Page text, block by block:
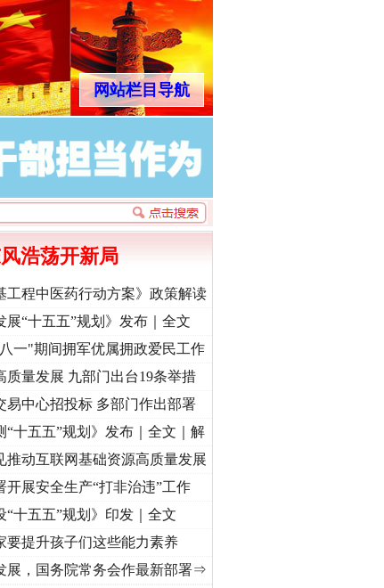
网站栏目导航
程丨红船起航处 潮起..·[视频]一首歌的时间，读懂乐至的“诗与远方”
浩荡开新局
工程中医药行动方案》政策解读
展“十五五”规划》发布｜全文
一"期间拥军优属拥政爱民工作
质量发展 九部门出台19条举措
易中心招投标 多部门作出部署
“十五五”规划》发布｜全文｜解
推动互联网基础资源高质量发展
开展安全生产“打非治违”工作
“十五五”规划》印发｜全文
要提升孩子们这些能力素养
展，国务院常务会作最新部署⇒
“神药”背后的真相